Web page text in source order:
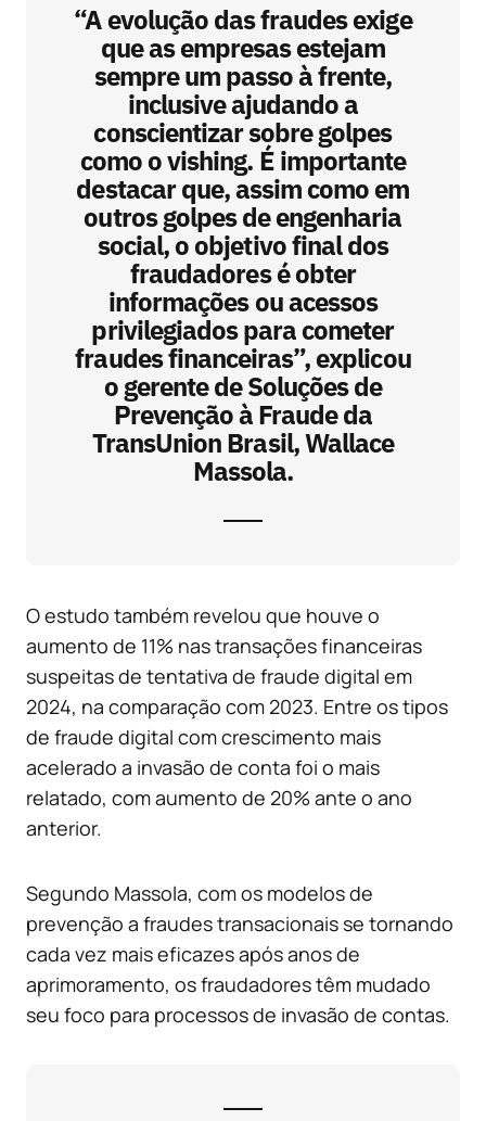
“A evolução das fraudes exige
que as empresas estejam
sempre um passo à frente,
inclusive ajudando a
conscientizar sobre golpes
como o vishing. É importante
destacar que, assim como em
outros golpes de engenharia
social, o objetivo final dos
fraudadores é obter
informações ou acessos
privilegiados para cometer
fraudes financeiras”, explicou
o gerente de Soluções de
Prevenção à Fraude da
TransUnion Brasil, Wallace
Massola.
O estudo também revelou que houve o
aumento de 11% nas transações financeiras
suspeitas de tentativa de fraude digital em
2024, na comparação com 2023. Entre os tipos
de fraude digital com crescimento mais
acelerado a invasão de conta foi o mais
relatado, com aumento de 20% ante o ano
anterior.
Segundo Massola, com os modelos de
prevenção a fraudes transacionais se tornando
cada vez mais eficazes após anos de
aprimoramento, os fraudadores têm mudado
seu foco para processos de invasão de contas.